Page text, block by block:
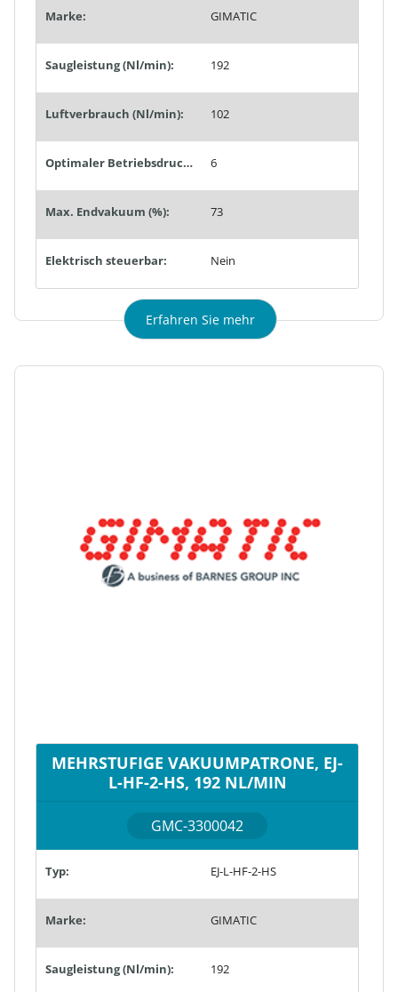
Marke: GIMATIC
Saugleistung (Nl/min): 192
Luftverbrauch (Nl/min): 102
Optimaler Betriebsdruck (bar): 6
Max. Endvakuum (%): 73
Elektrisch steuerbar: Nein
Erfahren Sie mehr
MEHRSTUFIGE VAKUUMPATRONE, EJ-
L-HF-2-HS, 192 NL/MIN
GMC-3300042
Typ: EJ-L-HF-2-HS
Marke: GIMATIC
Saugleistung (Nl/min): 192